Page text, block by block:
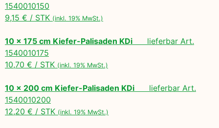
1540010150
9,15 € / STK (inkl. 19% MwSt.)
10 x 175 cm Kiefer-Palisaden KDi lieferbar Art.
1540010175
10,70 € / STK (inkl. 19% MwSt.)
10 x 200 cm Kiefer-Palisaden KDi lieferbar Art.
1540010200
12,20 € / STK (inkl. 19% MwSt.)